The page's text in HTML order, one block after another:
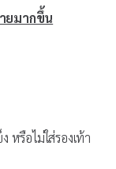
ยมากขึ้น
หรือไม่ใส่รองเท้า